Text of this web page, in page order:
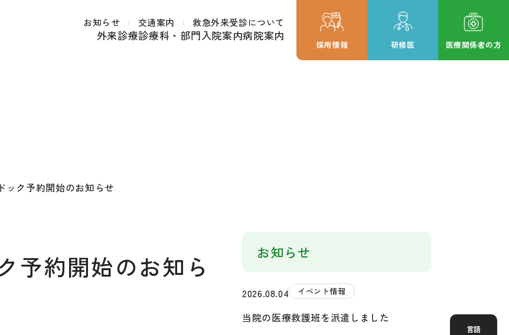
お知らせ 交通案内 救急外来受診について
外来診療診療科・部門入院案内病院案内
採用情報 研修医 医療関係者の方
言語
ック予約開始のお知らせ
予約開始のお知ら
お知らせ
2026.08.04 イベント情報
当院の医療救護班を派遣しました